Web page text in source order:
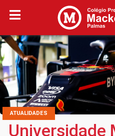
ATUALIDADES
Universidade